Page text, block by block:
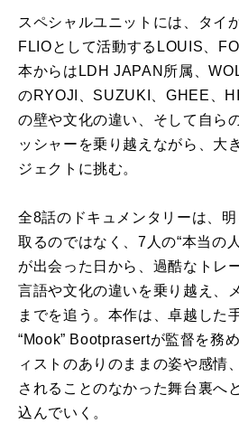
スペシャルユニットには、タイ
FLIOとして活動するLOUIS、
本からはLDH JAPAN所属、
のRYOJI、SUZUKI、GHEE、
の壁や文化の違い、そして自ら
ッシャーを乗り越えながら、大
ジェクトに挑む。
全8話のドキュメンタリーは、
取るのではなく、7人の“本当の
が出会った日から、過酷なトレ
言語や文化の違いを乗り越え、
までを追う。本作は、卓越した
“Mook” Bootprasertが監督を務
ィストのありのままの姿や感情
されることのなかった舞台裏へ
込んでいく。